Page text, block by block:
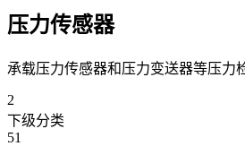
压力传感器
承载压力传感器和压力变送器等压力
2
下级分类
51